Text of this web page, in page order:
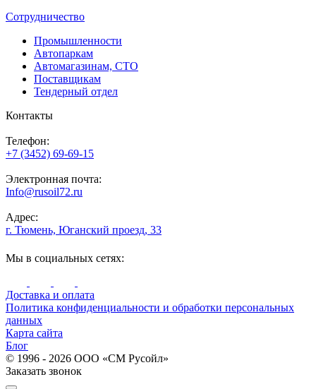
Сотрудничество
Промышленности
Автопаркам
Автомагазинам, СТО
Поставщикам
Тендерный отдел
Контакты
Телефон:
+7 (3452) 69-69-15
Электронная почта:
Info@rusoil72.ru
Адрес:
г. Тюмень, Юганский проезд, 33
Мы в социальных сетях:
Доставка и оплата
Политика конфиденциальности и обработки персональных
данных
Карта сайта
Блог
© 1996 - 2026 ООО «СМ Русойл»
Заказать звонок